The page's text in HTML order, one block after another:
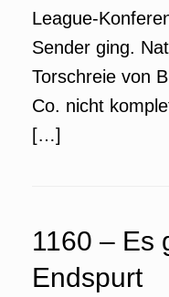
League-
Sender ging.
Torschreie von
Co. nicht
[…]
1160 – Es
Endspurt